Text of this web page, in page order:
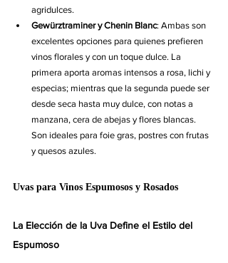
agridulces.
Gewürztraminer y Chenin Blanc: Ambas son
excelentes opciones para quienes prefieren
vinos florales y con un toque dulce. La
primera aporta aromas intensos a rosa, lichi y
especias; mientras que la segunda puede ser
desde seca hasta muy dulce, con notas a
manzana, cera de abejas y flores blancas.
Son ideales para foie gras, postres con frutas
y quesos azules.
Uvas para Vinos Espumosos y Rosados
La Elección de la Uva Define el Estilo del
Espumoso